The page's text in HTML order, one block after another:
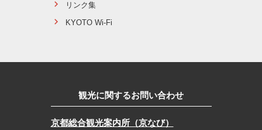
リンク集
KYOTO Wi-Fi
観光に関するお問い合わせ
京都総合観光案内所（京なび）